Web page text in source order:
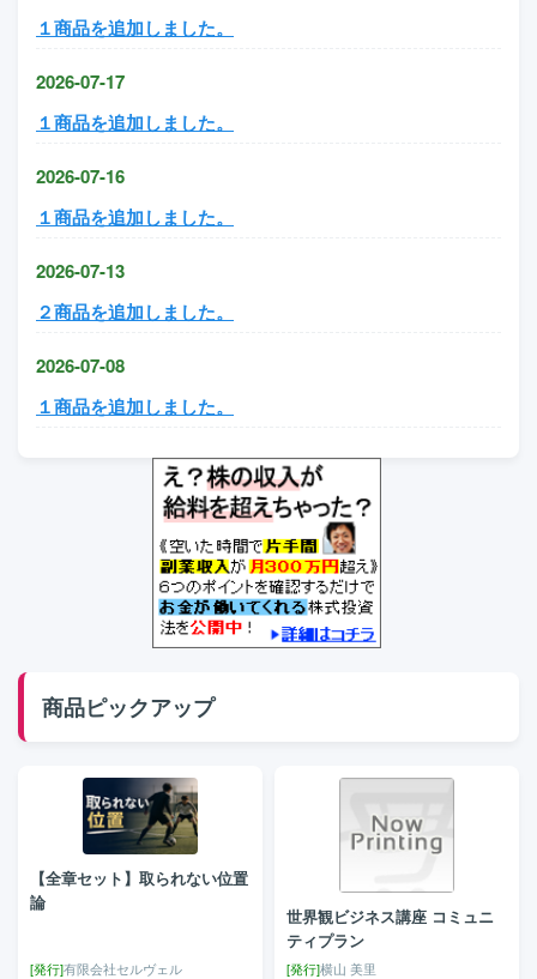
１商品を追加しました。
2026-07-17
１商品を追加しました。
2026-07-16
１商品を追加しました。
2026-07-13
２商品を追加しました。
2026-07-08
１商品を追加しました。
商品ピックアップ
【全章セット】取られない位置
論
[発行]有限会社セルヴェル
世界観ビジネス講座 コミュニ
ティプラン
[発行]横山 美里